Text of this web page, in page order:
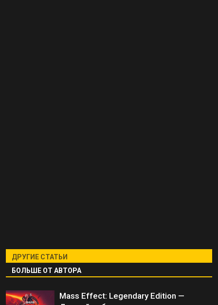
ДРУГИЕ СТАТЬИ
БОЛЬШЕ ОТ АВТОРА
Mass Effect: Legendary Edition —